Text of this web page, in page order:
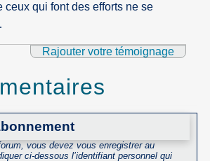
ceux qui font des efforts ne se
Rajouter votre témoignage
vous devez vous enregistrer au
ci-dessous l’identifiant personnel qui